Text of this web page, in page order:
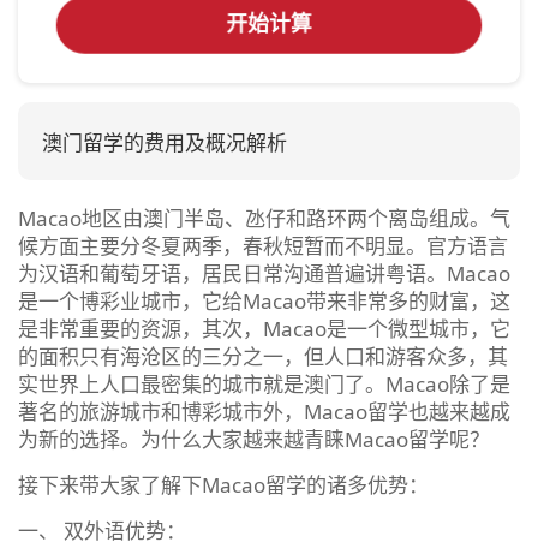
开始计算
澳门留学的费用及概况解析
Macao地区由澳门半岛、氹仔和路环两个离岛组成。气
候方面主要分冬夏两季，春秋短暂而不明显。官方语言
为汉语和葡萄牙语，居民日常沟通普遍讲粤语。Macao
是一个博彩业城市，它给Macao带来非常多的财富，这
是非常重要的资源，其次，Macao是一个微型城市，它
的面积只有海沧区的三分之一，但人口和游客众多，其
实世界上人口最密集的城市就是澳门了。Macao除了是
著名的旅游城市和博彩城市外，Macao留学也越来越成
为新的选择。为什么大家越来越青睐Macao留学呢？
接下来带大家了解下Macao留学的诸多优势：
一、 双外语优势：